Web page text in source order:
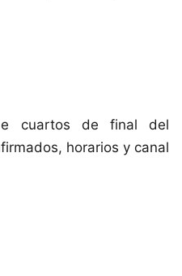
cuartos de final del
horarios y canal